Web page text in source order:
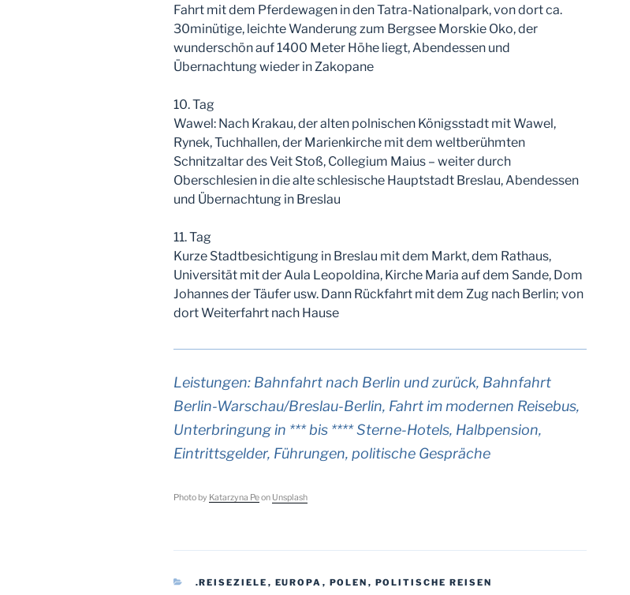
Fahrt mit dem Pferdewagen in den Tatra-Nationalpark, von dort ca.
30minütige, leichte Wanderung zum Bergsee Morskie Oko, der
wunderschön auf 1400 Meter Höhe liegt, Abendessen und
Übernachtung wieder in Zakopane
10. Tag
Wawel: Nach Krakau, der alten polnischen Königsstadt mit Wawel,
Rynek, Tuchhallen, der Marienkirche mit dem weltberühmten
Schnitzaltar des Veit Stoß, Collegium Maius – weiter durch
Oberschlesien in die alte schlesische Hauptstadt Breslau, Abendessen
und Übernachtung in Breslau
11. Tag
Kurze Stadtbesichtigung in Breslau mit dem Markt, dem Rathaus,
Universität mit der Aula Leopoldina, Kirche Maria auf dem Sande, Dom
Johannes der Täufer usw. Dann Rückfahrt mit dem Zug nach Berlin; von
dort Weiterfahrt nach Hause
Leistungen: Bahnfahrt nach Berlin und zurück, Bahnfahrt
Berlin-Warschau/Breslau-Berlin, Fahrt im modernen Reisebus,
Unterbringung in *** bis **** Sterne-Hotels, Halbpension,
Eintrittsgelder, Führungen, politische Gespräche
Photo by Katarzyna Peon Unsplash
KATEGORIEN
.REISEZIELE , EUROPA , POLEN , POLITISCHE REISEN